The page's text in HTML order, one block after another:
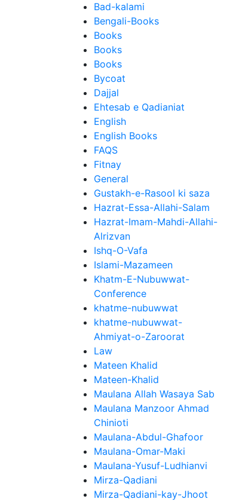
Bad-kalami
Bengali-Books
Books
Books
Books
Bycoat
Dajjal
Ehtesab e Qadianiat
English
English Books
FAQS
Fitnay
General
Gustakh-e-Rasool ki saza
Hazrat-Essa-Allahi-Salam
Hazrat-Imam-Mahdi-Allahi-
Alrizvan
Ishq-O-Vafa
Islami-Mazameen
Khatm-E-Nubuwwat-
Conference
khatme-nubuwwat
khatme-nubuwwat-
Ahmiyat-o-Zaroorat
Law
Mateen Khalid
Mateen-Khalid
Maulana Allah Wasaya Sab
Maulana Manzoor Ahmad
Chinioti
Maulana-Abdul-Ghafoor
Maulana-Omar-Maki
Maulana-Yusuf-Ludhianvi
Mirza-Qadiani
Mirza-Qadiani-kay-Jhoot